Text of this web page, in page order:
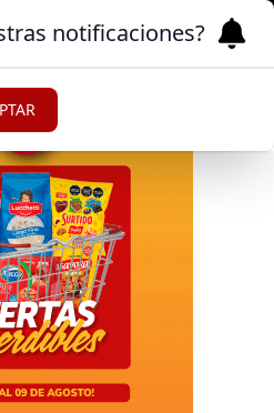
notificaciones?